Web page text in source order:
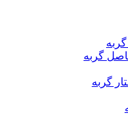
گربه
گربه